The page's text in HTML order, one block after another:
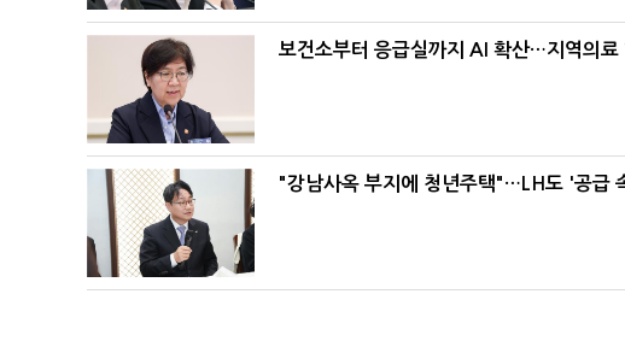
보건소부터 응급실까지 AI 확산…지역의료
"강남사옥 부지에 청년주택"…LH도 '공급